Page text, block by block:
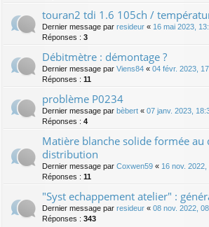
touran2 tdi 1.6 105ch /
Dernier message par resideur « 16 mai 2023,
Réponses : 3
Débitmètre : démontage ?
Dernier message par Viens84 « 04 févr. 2023,
Réponses : 11
problème P0234
Dernier message par bèbert « 07 janv. 2023,
Réponses : 4
Matière blanche solide formée au
distribution
Dernier message par Coxwen59 « 16 nov. 2022,
Réponses : 11
"Syst echappement atelier" :
Dernier message par resideur « 08 nov. 2022,
Réponses : 343